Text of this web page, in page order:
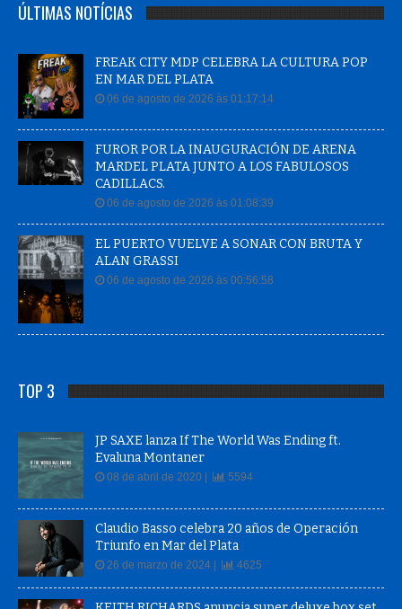
ÚLTIMAS NOTÍCIAS
FREAK CITY MDP CELEBRA LA CULTURA POP
EN MAR DEL PLATA
06 de agosto de 2026 às 01:17:14
FUROR POR LA INAUGURACIÓN DE ARENA
MARDEL PLATA JUNTO A LOS FABULOSOS
CADILLACS.
06 de agosto de 2026 às 01:08:39
EL PUERTO VUELVE A SONAR CON BRUTA Y
ALAN GRASSI
06 de agosto de 2026 às 00:56:58
TOP 3
JP SAXE lanza If The World Was Ending ft.
Evaluna Montaner
08 de abril de 2020 | 5594
Claudio Basso celebra 20 años de Operación
Triunfo en Mar del Plata
26 de marzo de 2024 | 4625